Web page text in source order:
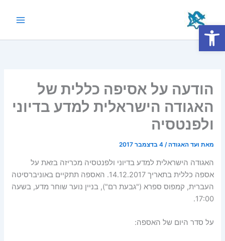
הודעה על אסיפה כללית של
האגודה הישראלית למדע בדיוני
ולפנטסיה
מאת ועד האגודה/4 בדצמבר 2017
האגודה הישראלית למדע בדיוני ולפנטסיה מכריזה בזאת על
אספה כללית בתאריך 14.12.2017. האספה תתקיים באוניברסיטה
העברית, קמפוס ספרא ("גבעת רם"), בניין נוער שוחר מדע, בשעה
17:00.
על סדר היום של האספה:
פתח סרגל נגישות